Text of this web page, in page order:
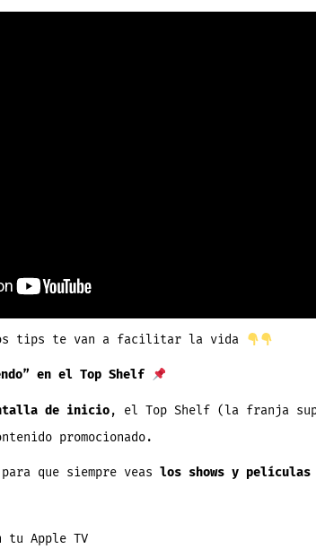
la
tips te van a facilitar la vida
en el Top Shelf
de inicio, el Top Shelf (la franja
promocionado.
que siempre veas los shows y películas
tu Apple TV